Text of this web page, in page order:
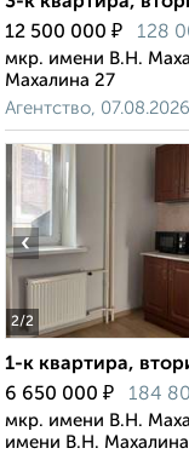
12 500 000 ₽ 128
мкр. имени В.Н.
Махалина 27
Агентство, 07.08.2026
2/2
‹
1-к квартира,
6 650 000 ₽ 184
мкр. имени В.Н.
имени В.Н.